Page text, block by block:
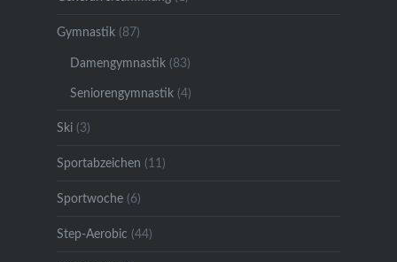
Gymnastik(87)
Damengymnastik(83)
Seniorengymnastik(4)
Ski(3)
Sportabzeichen (11)
Sportwoche(6)
Step-Aerobic (44)